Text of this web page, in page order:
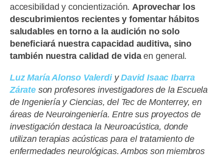
accesibilidad y concientización. Aprovechar los
descubrimientos recientes y fomentar hábitos
saludables en torno a la audición no solo
beneficiará nuestra capacidad auditiva, sino
también nuestra calidad de vidaen general.
Luz María Alonso ValerdiyDavid Isaac Ibarra
Zárateson profesores investigadores de la Escuela
de Ingeniería y Ciencias, del Tec de Monterrey, en
áreas de Neuroingeniería. Entre sus proyectos de
investigación destaca la Neuroacústica, donde
utilizan terapias acústicas para el tratamiento de
enfermedades neurológicas. Ambos son miembros